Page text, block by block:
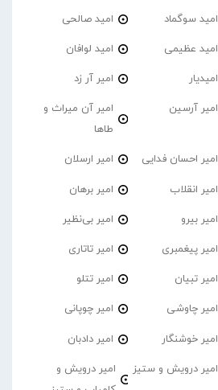
امید سوگماد امید صالحی
امید عظیمی امید لوافان
امیدیار امیر آر زد
امیر آرسین
امیر آن میراث و
طاها
امیر احسان فدایی امیر ارسلان
امیر انقلاب امیر برهان
امیر بیرو امیر بی‌نظیر
امیر پیغمبری امیر تاتاری
امیر تبیان امیر تتلو
امیر چاوشی امیر چوپانی
امیر خوشنگار امیر دادبان
امیر درویش و ستیز
امیر درویش و